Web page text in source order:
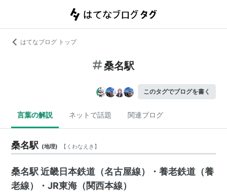
はてなブログ トップ
桑名駅
このタグでブログを書く
言葉の解説 ネットで話題 関連ブログ
桑名駅 (地理) 【 くわなえき 】
桑名駅 近畿日本鉄道（名古屋線）・養老鉄道（養
老線）・JR東海（関西本線）